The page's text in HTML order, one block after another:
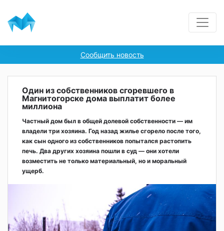
Сообщить новость
Один из собственников сгоревшего в
Магнитогорске дома выплатит более
миллиона
Частный дом был в общей долевой собственности — им
владели три хозяина. Год назад жилье сгорело после того,
как сын одного из собственников попытался растопить
печь. Два других хозяина пошли в суд — они хотели
возместить не только материальный, но и моральный
ущерб.